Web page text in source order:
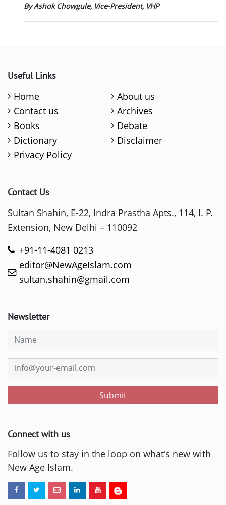
By Ashok Chowgule, Vice-President, VHP
Useful Links
Home
About us
Contact us
Archives
Books
Debate
Dictionary
Disclaimer
Privacy Policy
Contact Us
Sultan Shahin, E-22, Indra Prastha Apts., 114, I. P.
Extension, New Delhi – 110092
+91-11-4081 0213
editor@NewAgeIslam.com
sultan.shahin@gmail.com
Newsletter
Submit
Connect with us
Follow us to stay in the loop on what's new with
New Age Islam.